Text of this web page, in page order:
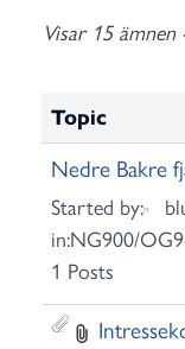
c
o
r
Visar 15
Topic
Nedre Bakre
Started by:
in:NG900/
1 Posts